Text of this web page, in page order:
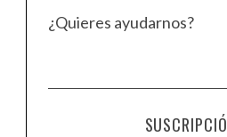
¿Quieres ayudarnos?